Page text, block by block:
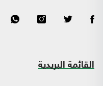
القائمة البريدية